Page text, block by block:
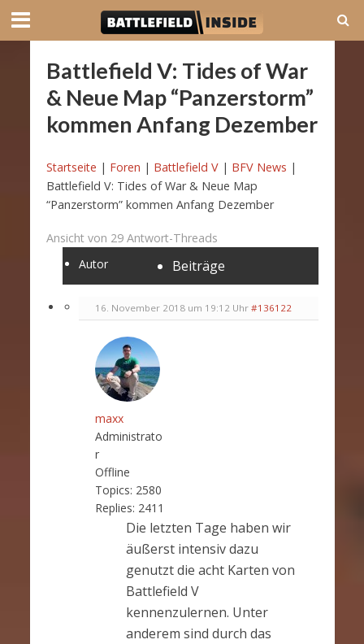
Battlefield V: Tides of War
& Neue Map “Panzerstorm”
kommen Anfang Dezember
Startseite | Foren | Battlefield V | BFV News |
Battlefield V: Tides of War & Neue Map
“Panzerstorm” kommen Anfang Dezember
Ansicht von 29 Antwort-Threads
Autor
Beiträge
16. November 2018 um 19:12 Uhr #136122
maxx
Administrato
r
Offline
Topics: 2580
Replies: 2411
Die letzten Tage haben wir
äußerst intensiv dazu
genutzt die acht Karten von
Battlefield V
kennenzulernen. Unter
anderem sind durch das